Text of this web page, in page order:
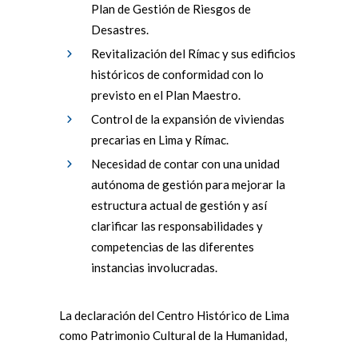
Plan de Gestión de Riesgos de
Desastres.
Revitalización del Rímac y sus edificios
históricos de conformidad con lo
previsto en el Plan Maestro.
Control de la expansión de viviendas
precarias en Lima y Rímac.
Necesidad de contar con una unidad
autónoma de gestión para mejorar la
estructura actual de gestión y así
clarificar las responsabilidades y
competencias de las diferentes
instancias involucradas.
La declaración del Centro Histórico de Lima
como Patrimonio Cultural de la Humanidad,